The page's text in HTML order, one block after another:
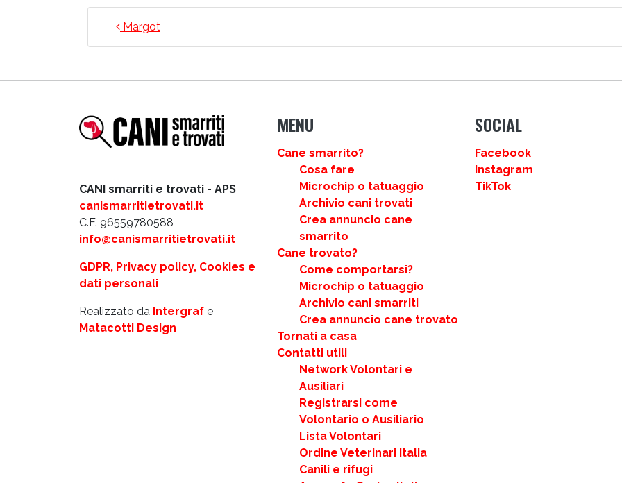
NAVIGAZIONE ARTICOLI
Margot
CANI smarriti e trovati - APS
canismarritietrovati.it
C.F. 96559780588
info@canismarritietrovati.it
GDPR, Privacy policy, Cookies e
dati personali
Realizzato da Intergraf e
Matacotti Design
MENU
Cane smarrito?
Cosa fare
Microchip o tatuaggio
Archivio cani trovati
Crea annuncio cane
smarrito
Cane trovato?
Come comportarsi?
Microchip o tatuaggio
Archivio cani smarriti
Crea annuncio cane trovato
Tornati a casa
Contatti utili
Network Volontari e
Ausiliari
Registrarsi come
Volontario o Ausiliario
Lista Volontari
Ordine Veterinari Italia
Canili e rifugi
SOCIAL
Facebook
Instagram
TikTok